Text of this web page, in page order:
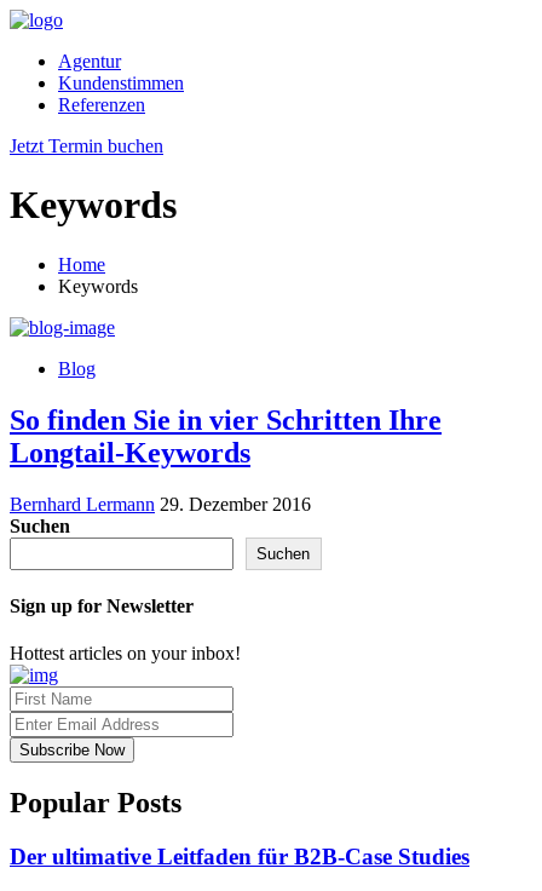
Agentur
Kundenstimmen
Referenzen
Jetzt Termin buchen
Keywords
Home
Keywords
Blog
So finden Sie in vier Schritten Ihre
Longtail-Keywords
Bernhard Lermann 29. Dezember 2016
Suchen
Suchen
Sign up for Newsletter
Hottest articles on your inbox!
Popular Posts
Der ultimative Leitfaden für B2B-Case Studies